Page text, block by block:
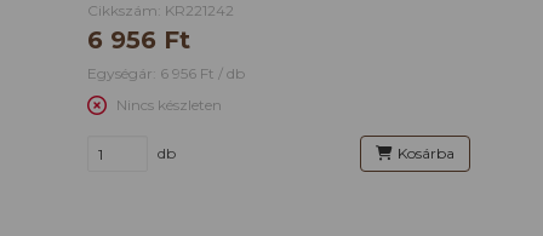
Cikkszám: KR221242
6 956 Ft
Egységár: 6 956 Ft / db
Nincs készleten
db Kosárba